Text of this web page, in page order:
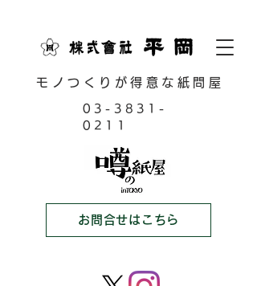
モノつくりが得意な紙問屋
03-3831-
0211
お問合せはこちら